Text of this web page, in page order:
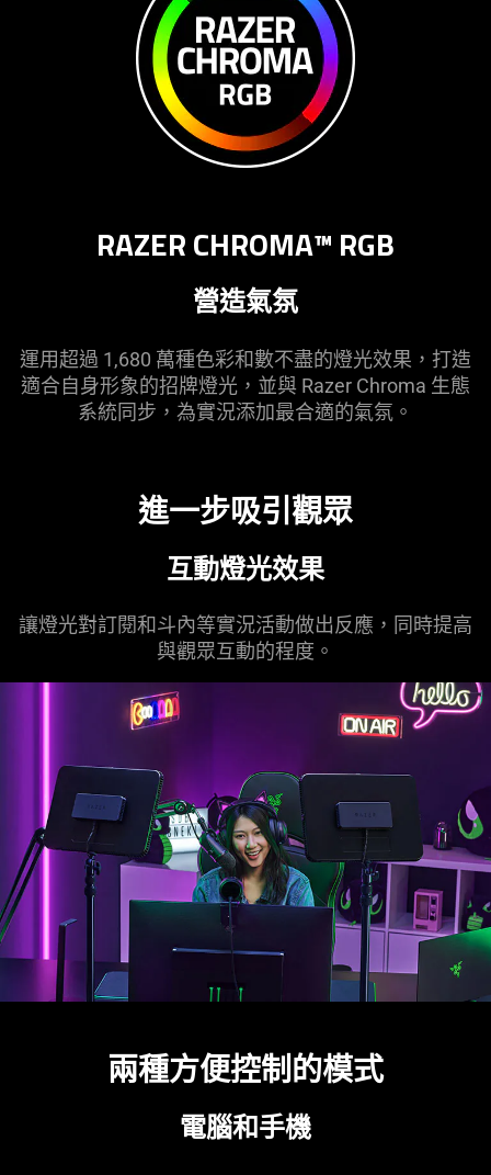
RAZER CHROMA™ RGB
營造氣氛
運用超過 1,680 萬種色彩和數不盡的燈光效果，打造
適合自身形象的招牌燈光，並與 Razer Chroma 生態
系統同步，為實況添加最合適的氣氛。
進一步吸引觀眾
互動燈光效果
讓燈光對訂閱和斗內等實況活動做出反應，同時提高
與觀眾互動的程度。
兩種方便控制的模式
電腦和手機